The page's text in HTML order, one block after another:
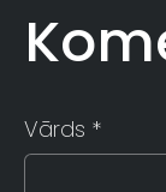
Vārds *